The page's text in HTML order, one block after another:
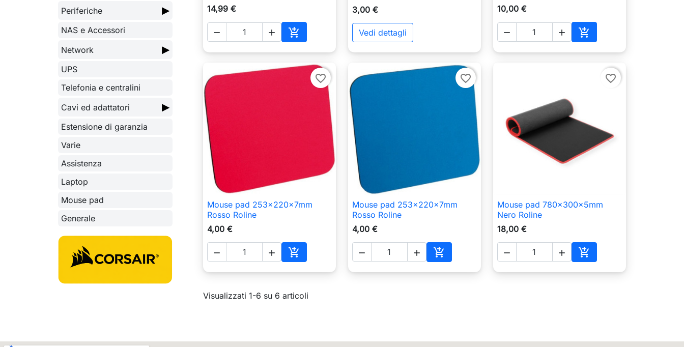
Periferiche ▶
NAS e Accessori
Network
▶
UPS
Telefonia e centralini
Cavi ed adattatori
▶
Estensione di garanzia
Varie
Assistenza
Laptop
Mouse pad
Generale
14,99 €
  
Aggiungi al carrello
3,00 €
Vedi dettagli
10,00 €
  
Aggiungi al carrello
favorite_border
 Anteprima
Mouse pad 253x220x7mm
Rosso Roline
4,00 €
  
Aggiungi al carrello
favorite_border
 Anteprima
Mouse pad 253x220x7mm
Rosso Roline
4,00 €
  
Aggiungi al carrello
favorite_border
 Anteprima
Mouse pad 780x300x5mm
Nero Roline
18,00 €
  
Aggiungi al carrello
Visualizzati 1-6 su 6 articoli